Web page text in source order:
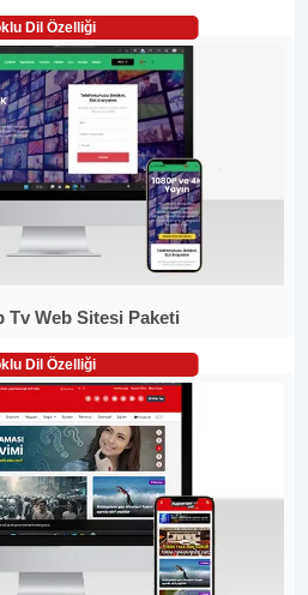
Dil Özelliği
Tv Web Sitesi Paketi
Dil Özelliği